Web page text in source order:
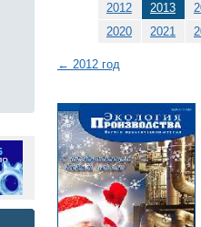
2012
2013
2020
2021
← 2012 год